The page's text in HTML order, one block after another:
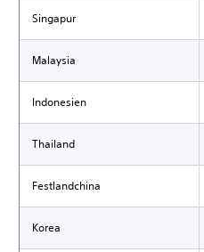
Singapur
Malaysia
Indonesien
Thailand
Festlandchina
Korea